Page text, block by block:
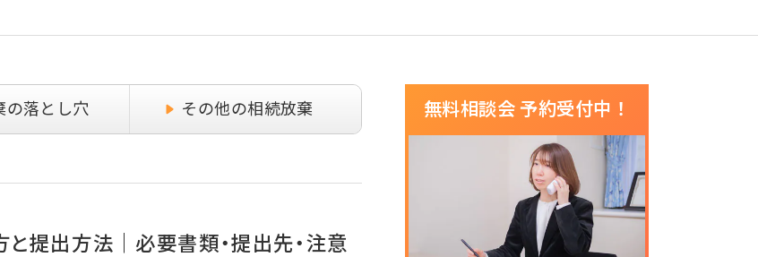
の落とし穴 その他の相続放棄
と提出方法｜必要書類・提出先・注意
無料相談会 予約受付中！